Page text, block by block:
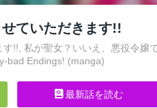
ていただきます!!
!!, 私が聖女？いいえ、悪役令嬢
bad Endings! (manga)
最新話を読む